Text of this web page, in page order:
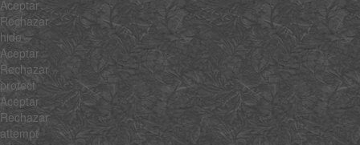
Aceptar
Rechazar
hide
Aceptar
Rechazar
protect
Aceptar
Rechazar
attempt